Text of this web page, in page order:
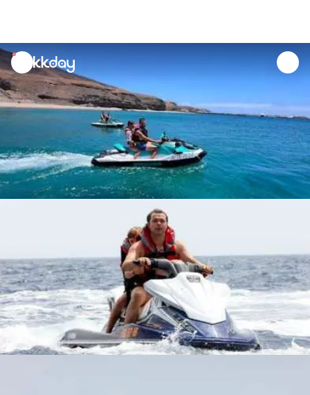
unread
notifications